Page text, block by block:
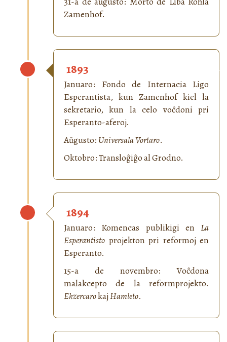
Zamenhof.
1893
Januaro: Fondo de Internacia Ligo
Esperantista, kun Zamenhof kiel la
sekretario, kun la celo voĉdoni pri
Esperanto-aferoj.
Aŭgusto: Universala Vortaro.
Oktobro: Transloĝiĝo al Grodno.
1894
Januaro: Komencas publikigi en La
Esperantisto projekton pri reformoj en
Esperanto.
15-a de novembro: Voĉdona
malakcepto de la reformprojekto.
EkzercarokajHamleto.